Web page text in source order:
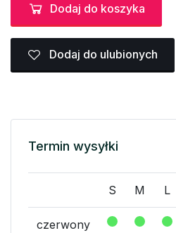
Dodaj do koszyka
Dodaj do ulubionych
Termin wysyłki
S M L
czerwony